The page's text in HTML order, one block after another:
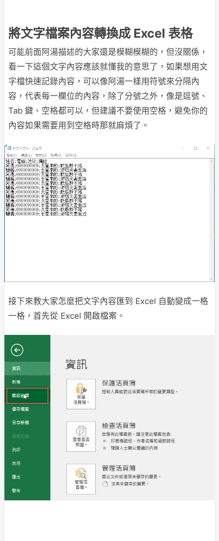
將文字檔案內容轉換成 Excel 表格
可能前面阿湯描述的大家還是模糊模糊的，但沒關係，
看一下這個文字內容應該就懂我的意思了，如果想用文
字檔快速記錄內容，可以像阿湯一樣用符號來分隔內
容，代表每一欄位的內容，除了分號之外，像是逗號、
Tab 鍵、空格都可以，但建議不要使用空格，避免你的
內容如果需要用到空格時那就麻煩了。
接下來教大家怎麼把文字內容匯到 Excel 自動變成一格
一格，首先從 Excel 開啟檔案。